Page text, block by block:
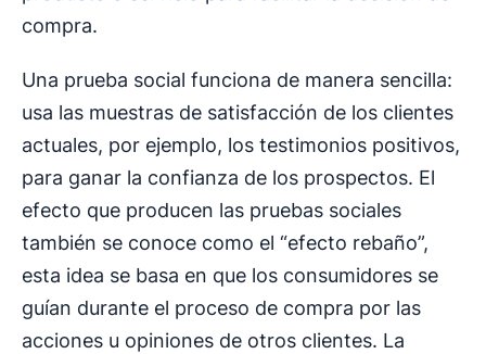
compra.
Una prueba social funciona de manera sencilla:
usa las muestras de satisfacción de los clientes
actuales, por ejemplo, los testimonios positivos,
para ganar la confianza de los prospectos. El
efecto que producen las pruebas sociales
también se conoce como el “efecto rebaño”,
esta idea se basa en que los consumidores se
guían durante el proceso de compra por las
acciones u opiniones de otros clientes. La